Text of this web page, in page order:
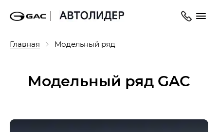
Главная Модельный ряд
Модельный ряд GAC